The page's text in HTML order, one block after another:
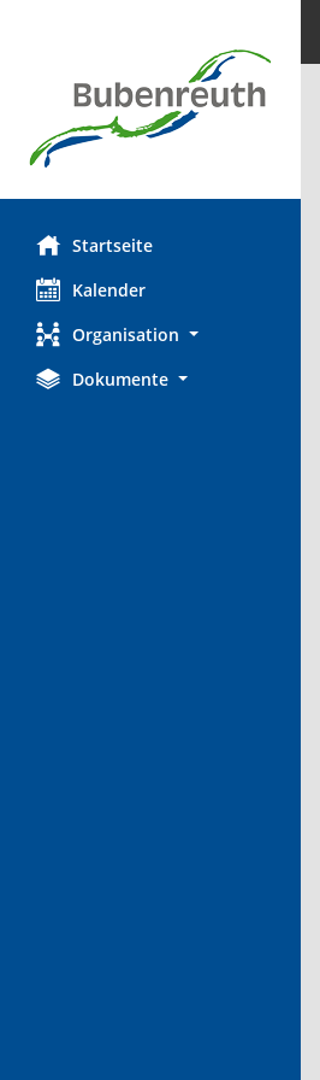
Startseite
Kalender
Organisation
Dokumente